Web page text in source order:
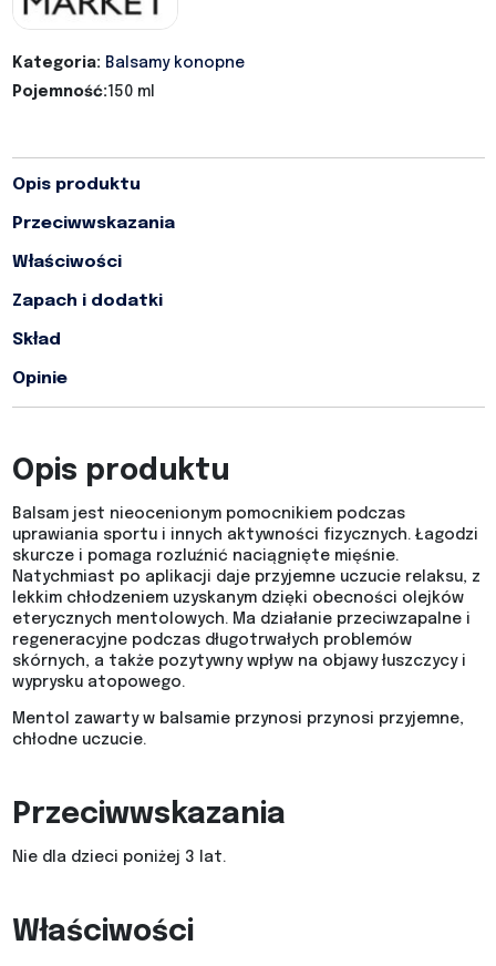
Kategoria: Balsamy konopne
Pojemność:150 ml
Opis produktu
Przeciwwskazania
Właściwości
Zapach i dodatki
Skład
Opinie
Opis produktu
Balsam jest nieocenionym pomocnikiem podczas
uprawiania sportu i innych aktywności fizycznych. Łagodzi
skurcze i pomaga rozluźnić naciągnięte mięśnie.
Natychmiast po aplikacji daje przyjemne uczucie relaksu, z
lekkim chłodzeniem uzyskanym dzięki obecności olejków
eterycznych mentolowych. Ma działanie przeciwzapalne i
regeneracyjne podczas długotrwałych problemów
skórnych, a także pozytywny wpływ na objawy łuszczycy i
wyprysku atopowego.
Mentol zawarty w balsamie przynosi przynosi przyjemne,
chłodne uczucie.
Przeciwwskazania
Nie dla dzieci poniżej 3 lat.
Właściwości